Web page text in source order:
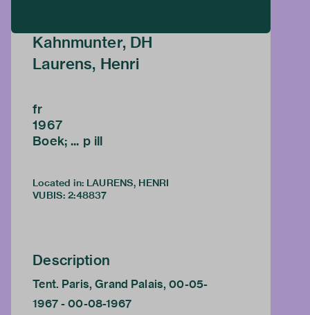
Kahnmunter, DH
Laurens, Henri
fr
1967
Boek; ... p ill
Located in: LAURENS, HENRI
VUBIS: 2:48837
Description
Tent. Paris, Grand Palais, 00-05-
1967 - 00-08-1967